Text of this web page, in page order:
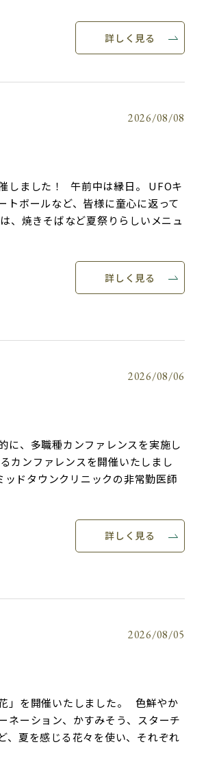
詳しく見る
2026/08/08
しました！ 午前中は縁日。 UFOキ
トボールなど、皆様に童心に返って
、焼きそばなど夏祭りらしいメニュ
詳しく見る
2026/08/06
に、多職種カンファレンスを実施し
カンファレンスを開催いたしまし
ドタウンクリニックの非常勤医師
詳しく見る
2026/08/05
」を開催いたしました。 色鮮やか
ネーション、かすみそう、スターチ
、夏を感じる花々を使い、それぞれ